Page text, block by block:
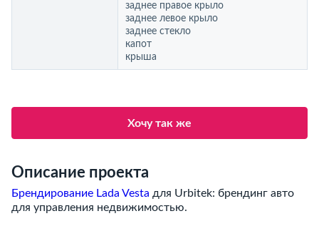
заднее правое крыло
заднее левое крыло
заднее стекло
капот
крыша
Хочу так же
Описание проекта
Брендирование Lada Vesta для Urbitek: брендинг авто
для управления недвижимостью.